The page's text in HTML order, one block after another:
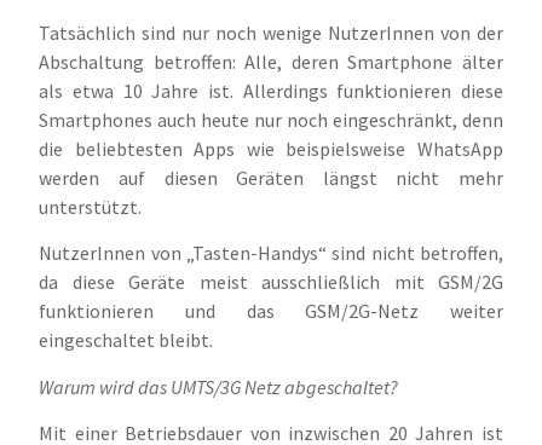
Tatsächlich sind nur noch wenige NutzerInnen von der
Abschaltung betroffen: Alle, deren Smartphone älter
als etwa 10 Jahre ist. Allerdings funktionieren diese
Smartphones auch heute nur noch eingeschränkt, denn
die beliebtesten Apps wie beispielsweise WhatsApp
werden auf diesen Geräten längst nicht mehr
unterstützt.
NutzerInnen von „Tasten-Handys“ sind nicht betroffen,
da diese Geräte meist ausschließlich mit GSM/2G
funktionieren und das GSM/2G-Netz weiter
eingeschaltet bleibt.
Warum wird das UMTS/3G Netz abgeschaltet?
Mit einer Betriebsdauer von inzwischen 20 Jahren ist